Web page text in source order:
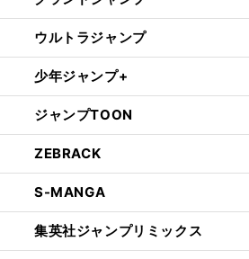
ウルトラジャンプ
少年ジャンプ+
ジャンプTOON
ZEBRACK
S-MANGA
集英社ジャンプリミックス